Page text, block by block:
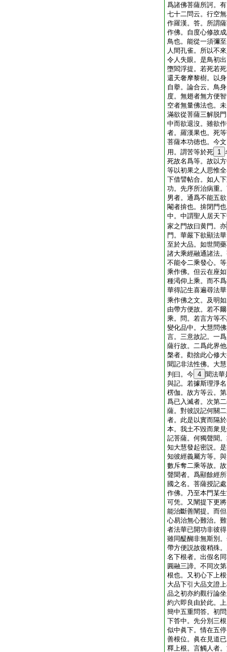
爲諸佛菩薩所訶。
七十二問云。行空
作羅漢。答。所謂
作佛。自度心修故
鳥也。能從一須彌
人間孔雀。所以不
令人失眼。是鳥初
墮閻浮提。若死若
還天奢摩黎樹。以
自擧。論合云。鳥
度。無翅者無方便
空者無量佛法也。
滿欲從菩薩三解脱
中而欲退沒。雖欲
者。羅漢果也。死
菩薩本功徳也。今
用。謂苦等於死 1
死故名爲等。故以
等以初果之人思惟
下借譬帖合。如人
功。先序所治病重
男者。通爲不能五
閹者揜也。揜閉門
中。中謂聖人居天
家之門故曰黄門。亦
門。華嚴下欲顯法
至於大品。如世間
諸大乘經融通諸法
不能令二乘發心。
乘作佛。但云在座
種渇仰上乘。而不
華得記生喜遍尋法
乘作佛之文。及明
由帶方便故。若不
乘。問。若言方等
變化品中。大慧問
言。三意故記。一
薩行故。二爲此界
槃者。勸捨此心修
聞記非法性佛。大
判曰。今 4 聞法華
與記。若據斯理淨
楞伽。故方等云。
爲已入滅者。次第
薩。對彼説記何關
者。此是以實而隔
本。我土不毀而衆
記菩薩。何獨聲聞
知大慧發起密説。
知彼經義屬方等。
數斥奪二乘等故。
聲聞者。爲顯餘經
國之名。菩薩授記
作佛。乃至本門某
可凭。又闡提下更
能治斷善闡提。而
心易治無心難治。
者法華已開功非彼
雖同醍醐非無斯別
帶方便説故復稍殊
名下根者。出假名
圓融三諦。不同次
根也。又初心下上
大品下引大品文證
品之初亦約觀行論
約六即良由於此。
簡中五重問答。初
下答中。先分別三
似中眞下。情在五
善根位。眞在見道
釋上根。言觸人者